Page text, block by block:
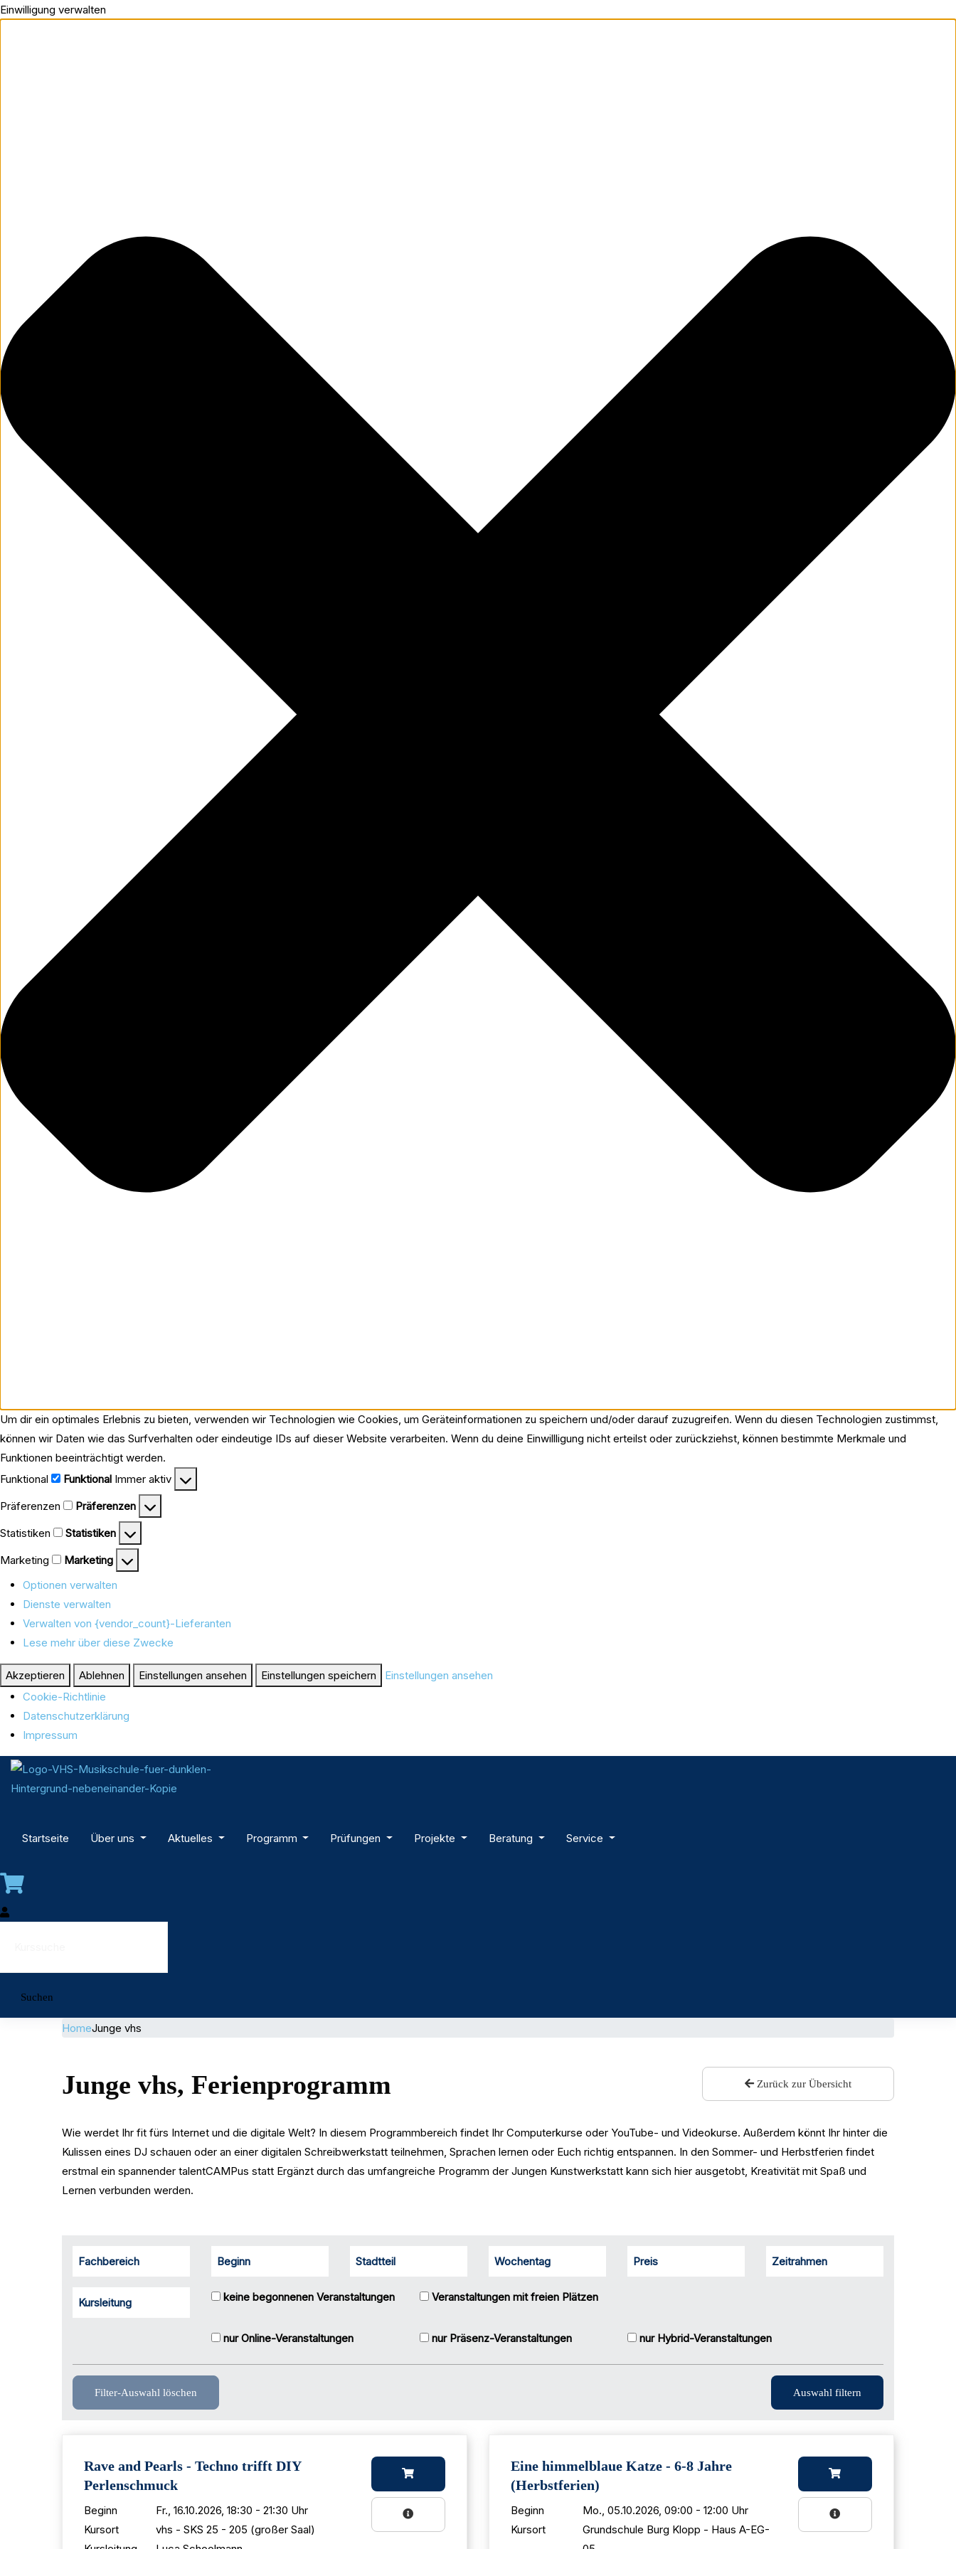
Einwilligung verwalten
Um dir ein optimales Erlebnis zu bieten, verwenden wir Technologien wie Cookies, um Geräteinformationen zu speichern und/oder darauf zuzugreifen. Wenn du diesen Technologien zustimmst,
können wir Daten wie das Surfverhalten oder eindeutige IDs auf dieser Website verarbeiten. Wenn du deine Einwillligung nicht erteilst oder zurückziehst, können bestimmte Merkmale und
Funktionen beeinträchtigt werden.
Funktional
Funktional Immer aktiv
Präferenzen
Präferenzen
Statistiken
Statistiken
Marketing
Marketing
Optionen verwalten
Dienste verwalten
Verwalten von {vendor_count}-Lieferanten
Lese mehr über diese Zwecke
Akzeptieren Ablehnen Einstellungen ansehen Einstellungen speichern
Einstellungen ansehen
Cookie-Richtlinie
Datenschutzerklärung
Impressum
Startseite Über uns Aktuelles Programm Prüfungen Projekte Beratung Service
Suchen
HomeJunge vhs
Junge vhs, Ferienprogramm Zurück zur Übersicht
Wie werdet Ihr fit fürs Internet und die digitale Welt? In diesem Programmbereich findet Ihr Computerkurse oder YouTube- und Videokurse. Außerdem könnt Ihr hinter die
Kulissen eines DJ schauen oder an einer digitalen Schreibwerkstatt teilnehmen, Sprachen lernen oder Euch richtig entspannen. In den Sommer- und Herbstferien findet
erstmal ein spannender talentCAMPus statt Ergänzt durch das umfangreiche Programm der Jungen Kunstwerkstatt kann sich hier ausgetobt, Kreativität mit Spaß und
Lernen verbunden werden.
Fachbereich Beginn Stadtteil Wochentag Preis Zeitrahmen
Kursleitung keine begonnenen Veranstaltungen Veranstaltungen mit freien Plätzen
nur Online-Veranstaltungen nur Präsenz-Veranstaltungen nur Hybrid-Veranstaltungen
Filter-Auswahl löschen
Rave and Pearls - Techno trifft DIY
Perlenschmuck
Beginn
Fr., 16.10.2026, 18:30 - 21:30 Uhr
Kursort
vhs - SKS 25 - 205 (großer Saal)
Eine himmelblaue Katze - 6-8 Jahre
(Herbstferien)
Beginn
Mo., 05.10.2026, 09:00 - 12:00 Uhr
Kursort
Grundschule Burg Klopp - Haus A-EG-